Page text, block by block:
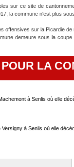
sur ce site de
la commune n'est plus
offensives sur la Picardie
demeure sous la
LA
à Senlis où elle
à Senlis où elle